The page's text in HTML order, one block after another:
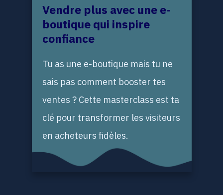
Vendre plus avec une e-
boutique qui inspire
confiance
Tu as une e-boutique mais tu ne
sais pas comment booster tes
ventes ? Cette masterclass est ta
clé pour transformer les visiteurs
en acheteurs fidèles.